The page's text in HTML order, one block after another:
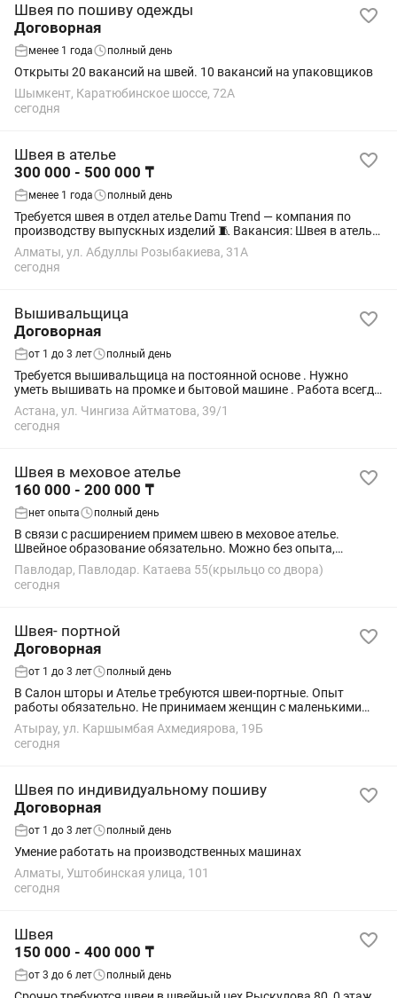
Швея по пошиву одежды
Договорная
менее 1 года полный день
Открыты 20 вакансий на швей. 10 вакансий на упаковщиков
Шымкент, Каратюбинское шоссе, 72А
сегодня
Швея в ателье
300 000 - 500 000 ₸
менее 1 года полный день
Требуется швея в отдел ателье Damu Trend — компания по
производству выпускных изделий 🧵 Вакансия: Швея в ателье
📍 Условия работы: — График: 6/1 — Будние дни: 10:00 – 19:00
— Суббота: короткий...
Алматы, ул. Абдуллы Розыбакиева, 31А
сегодня
Вышивальщица
Договорная
от 1 до 3 лет полный день
Требуется вышивальщица на постоянной основе . Нужно
уметь вышивать на промке и бытовой машине . Работа всегда
есть . Прошу не беспокоить студентов , график полный
рабочий день с 10:00-19:00 6/1...
Астана, ул. Чингиза Айтматова, 39/1
сегодня
Швея в меховое ателье
160 000 - 200 000 ₸
нет опыта полный день
В связи с расширением примем швею в меховое ателье.
Швейное образование обязательно. Можно без опыта,
обучаем для себя сами. Зарплата сдельная.
Павлодар, Павлодар. Катаева 55(крыльцо со двора)
сегодня
Швея- портной
Договорная
от 1 до 3 лет полный день
В Салон шторы и Ателье требуются швеи-портные. Опыт
работы обязательно. Не принимаем женщин с маленькими
детьми! Адрес: Балыкши-Ландыш
Атырау, ул. Каршымбая Ахмедиярова, 19Б
сегодня
Швея по индивидуальному пошиву
Договорная
от 1 до 3 лет полный день
Умение работать на производственных машинах
Алматы, Уштобинская улица, 101
сегодня
Швея
150 000 - 400 000 ₸
от 3 до 6 лет полный день